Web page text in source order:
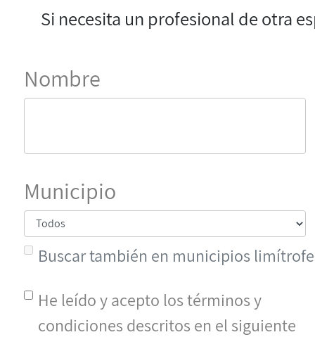
Si necesita un profesional de otra
Nombre
Municipio
Buscar también en municipios
He leído y acepto los términos y
condiciones descritos en el siguiente